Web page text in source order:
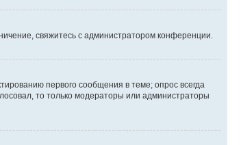
свяжитесь с администратором конференции.
первого сообщения в теме; опрос всегда
то только модераторы или администраторы